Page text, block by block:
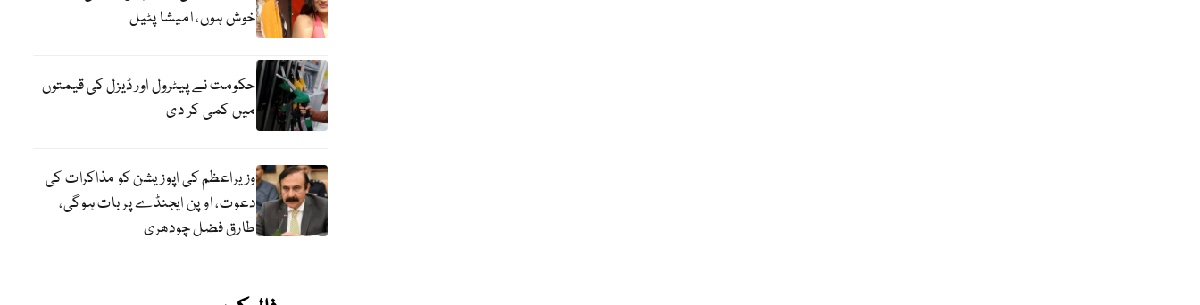
خوش ہوں، امیشا پٹیل
حکومت نے پیٹرول اور ڈیزل کی قیمتوں
میں کمی کر دی
وزیراعظم کی اپوزیشن کو مذاکرات کی
دعوت، اوپن ایجنڈے پر بات ہوگی،
طارق فضل چودھری